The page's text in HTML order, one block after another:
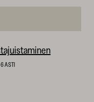
ASTI